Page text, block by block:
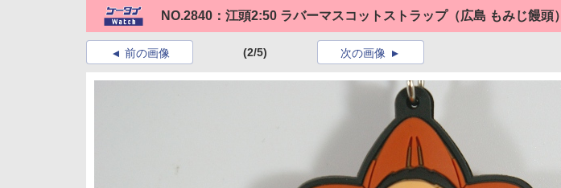
NO.2840：江頭2:50 ラバーマスコットストラップ（広島 もみじ饅頭）
前の画像 (2/5) 次の画像